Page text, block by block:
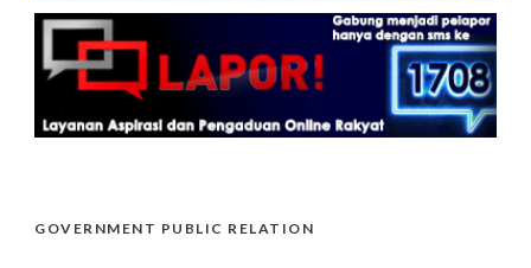
GOVERNMENT PUBLIC RELATION